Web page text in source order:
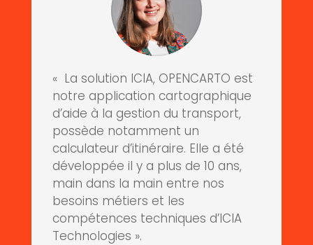
« La solution ICIA, OPENCARTO est
notre application cartographique
d’aide à la gestion du transport,
possède notamment un
calculateur d’itinéraire. Elle a été
développée il y a plus de 10 ans,
main dans la main entre nos
besoins métiers et les
compétences techniques d’ICIA
Technologies ».